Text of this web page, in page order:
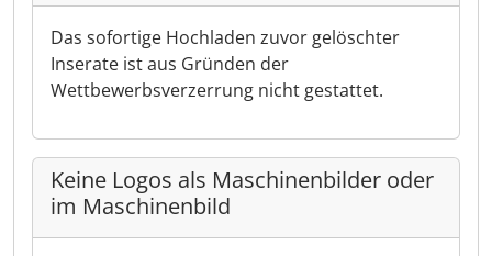
Das sofortige Hochladen zuvor gelöschter
Inserate ist aus Gründen der
Wettbewerbsverzerrung nicht gestattet.
Keine Logos als Maschinenbilder oder
im Maschinenbild